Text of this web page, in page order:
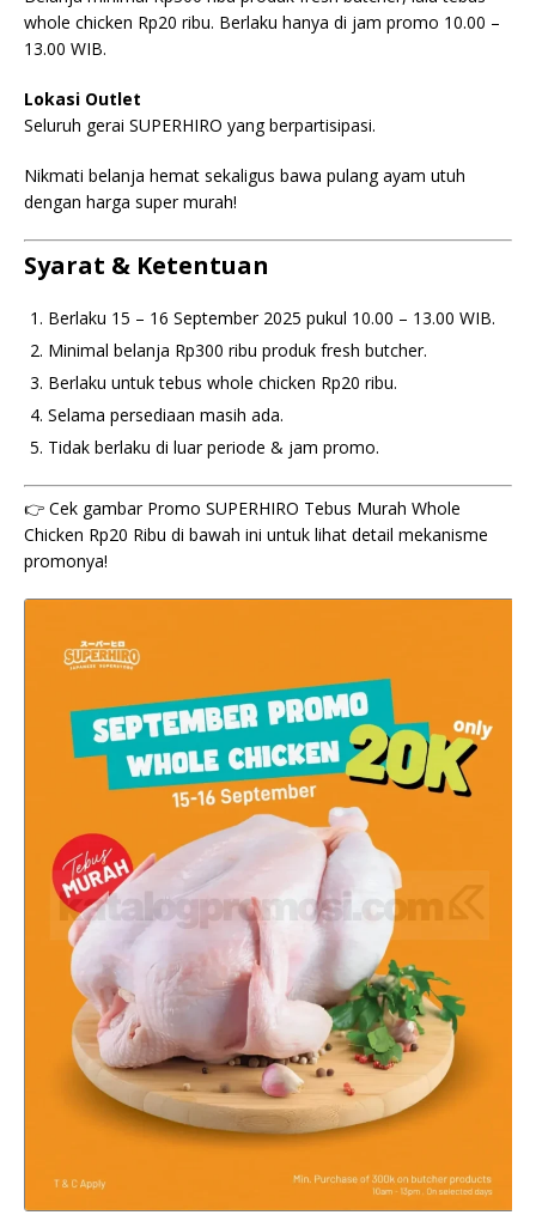
whole chicken Rp20 ribu. Berlaku hanya di jam promo 10.00 –
13.00 WIB.
Lokasi Outlet
Seluruh gerai SUPERHIRO yang berpartisipasi.
Nikmati belanja hemat sekaligus bawa pulang ayam utuh
dengan harga super murah!
Syarat & Ketentuan
Berlaku 15 – 16 September 2025 pukul 10.00 – 13.00 WIB.
Minimal belanja Rp300 ribu produk fresh butcher.
Berlaku untuk tebus whole chicken Rp20 ribu.
Selama persediaan masih ada.
Tidak berlaku di luar periode & jam promo.
👉 Cek gambar Promo SUPERHIRO Tebus Murah Whole
Chicken Rp20 Ribu di bawah ini untuk lihat detail mekanisme
promonya!